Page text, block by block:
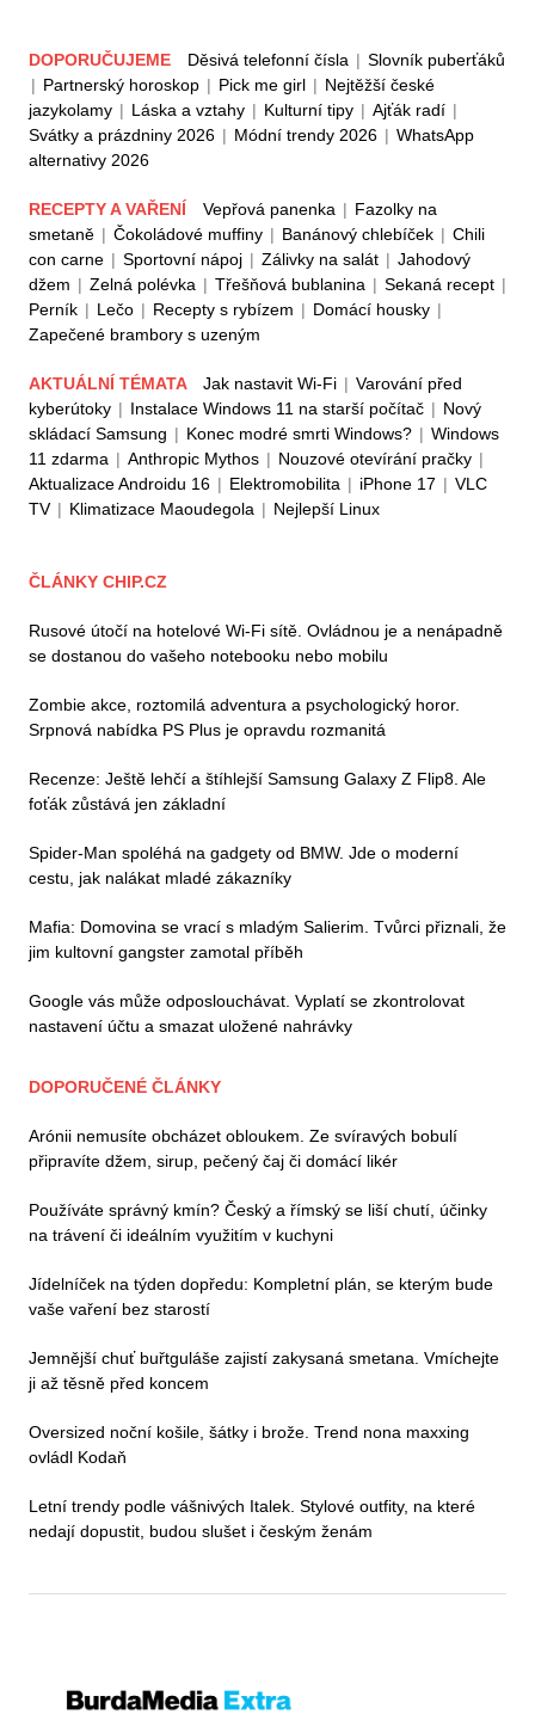
DOPORUČUJEME Děsivá telefonní čísla | Slovník puberťáků
| Partnerský horoskop | Pick me girl | Nejtěžší české
jazykolamy | Láska a vztahy | Kulturní tipy | Ajťák radí |
Svátky a prázdniny 2026 | Módní trendy 2026 | WhatsApp
alternativy 2026
RECEPTY A VAŘENÍ Vepřová panenka | Fazolky na
smetaně | Čokoládové muffiny | Banánový chlebíček | Chili
con carne | Sportovní nápoj | Zálivky na salát | Jahodový
džem | Zelná polévka | Třešňová bublanina | Sekaná recept |
Perník | Lečo | Recepty s rybízem | Domácí housky |
Zapečené brambory s uzeným
AKTUÁLNÍ TÉMATA Jak nastavit Wi-Fi | Varování před
kyberútoky | Instalace Windows 11 na starší počítač | Nový
skládací Samsung | Konec modré smrti Windows? | Windows
11 zdarma | Anthropic Mythos | Nouzové otevírání pračky |
Aktualizace Androidu 16 | Elektromobilita | iPhone 17 | VLC
TV | Klimatizace Maoudegola | Nejlepší Linux
ČLÁNKY CHIP.CZ
Rusové útočí na hotelové Wi-Fi sítě. Ovládnou je a nenápadně
se dostanou do vašeho notebooku nebo mobilu
Zombie akce, roztomilá adventura a psychologický horor.
Srpnová nabídka PS Plus je opravdu rozmanitá
Recenze: Ještě lehčí a štíhlejší Samsung Galaxy Z Flip8. Ale
foťák zůstává jen základní
Spider-Man spoléhá na gadgety od BMW. Jde o moderní
cestu, jak nalákat mladé zákazníky
Mafia: Domovina se vrací s mladým Salierim. Tvůrci přiznali, že
jim kultovní gangster zamotal příběh
Google vás může odposlouchávat. Vyplatí se zkontrolovat
nastavení účtu a smazat uložené nahrávky
DOPORUČENÉ ČLÁNKY
Arónii nemusíte obcházet obloukem. Ze svíravých bobulí
připravíte džem, sirup, pečený čaj či domácí likér
Používáte správný kmín? Český a římský se liší chutí, účinky
na trávení či ideálním využitím v kuchyni
Jídelníček na týden dopředu: Kompletní plán, se kterým bude
vaše vaření bez starostí
Jemnější chuť buřtguláše zajistí zakysaná smetana. Vmíchejte
ji až těsně před koncem
Oversized noční košile, šátky i brože. Trend nona maxxing
ovládl Kodaň
Letní trendy podle vášnivých Italek. Stylové outfity, na které
nedají dopustit, budou slušet i českým ženám